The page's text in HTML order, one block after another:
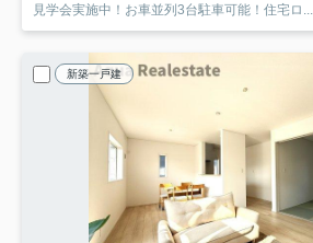
見学会実施中！お車並列3台駐車可能！住宅ロ...
新築一戸建